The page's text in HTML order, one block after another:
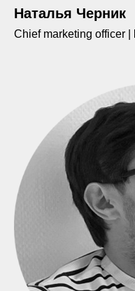
Наталья Черник
Chief marketing officer |